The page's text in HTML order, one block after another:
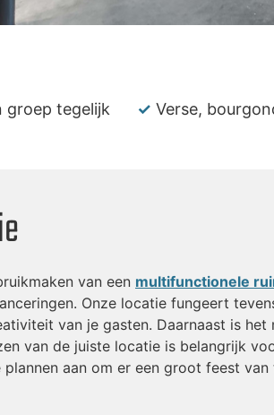
groep tegelijk ✓ Verse,
van een multifunctionele
Onze locatie fungeert
van je gasten. Daarnaast is het
van de juiste locatie is belangrijk
aan om er een groot feest van